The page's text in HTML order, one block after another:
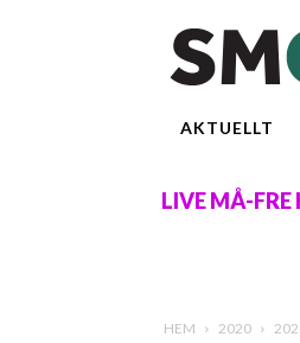
AKTUELLT
LIVE MÅ-FRE
HEM 2020